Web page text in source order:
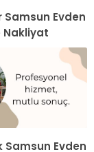
Samsun Evden
Nakliyat
Samsun Evden